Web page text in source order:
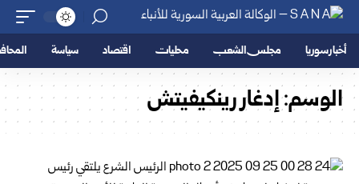
أخبار سوريا مجلس الشعب محليات اقتصاد سياسة
الوسم:إدغار رينكيفيتش